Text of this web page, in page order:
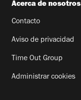
Acerca de nosotros
Contacto
Aviso de privacidad
Time Out Group
Administrar cookies